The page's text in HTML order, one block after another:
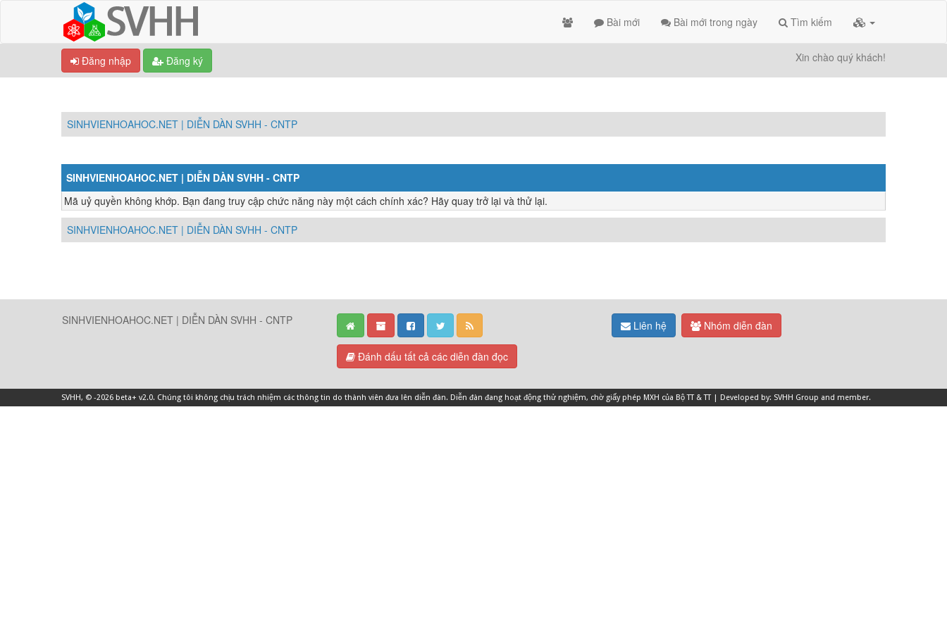
Bài mới Bài mới trong ngày Tìm kiếm
Đăng nhập Đăng ký Xin chào quý khách!
SINHVIENHOAHOC.NET | DIỄN DÀN SVHH - CNTP
SINHVIENHOAHOC.NET | DIỄN DÀN SVHH - CNTP
Mã uỷ quyền không khớp. Bạn đang truy cập chức năng này một cách chính xác? Hãy quay trở lại và thử lại.
SINHVIENHOAHOC.NET | DIỄN DÀN SVHH - CNTP
SINHVIENHOAHOC.NET | DIỄN DÀN SVHH - CNTP
Đánh dấu tất cả các diễn đàn đọc
Liên hệ Nhóm diễn đàn
SVHH, © -2026 beta+ v2.0. Chúng tôi không chịu trách nhiệm các thông tin do thành viên đưa lên diễn đàn. Diễn đàn đang hoạt động thử nghiệm, chờ giấy phép MXH của Bộ TT & TT | Developed by: SVHH Group and member.